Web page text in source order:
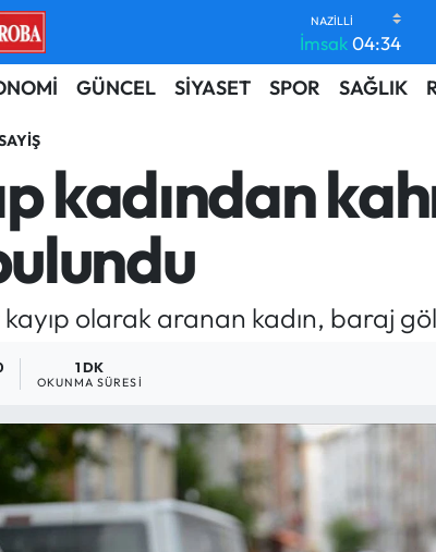
İmsak04:34
GÜNCEL SİYASET SPOR SAĞLIK
kadından
olarak aranan kadın, baraj
1 DK
OKUNMA SÜRESI
Haritası
ve Fikstür